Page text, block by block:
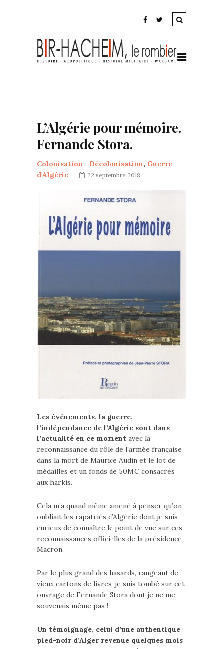
L’Algérie pour mémoire.
Fernande Stora.
Colonisation_Décolonisation, Guerre
d'Algérie
22 septembre 2018
Les événements, la guerre,
l’indépendance de l’Algérie sont dans
l’actualité en ce moment avec la
reconnaissance du rôle de l’armée française
dans la mort de Maurice Audin et le lot de
médailles et un fonds de 50M€ consacrés
aux harkis.
Cela m’a quand même amené à penser qu’on
oubliait les rapatriés d’Algérie dont je suis
curieux de connaître le point de vue sur ces
reconnaissances officielles de la présidence
Macron.
Par le plus grand des hasards, rangeant de
vieux cartons de livres, je suis tombé sur cet
ouvrage de Fernande Stora dont je ne me
souvenais même pas !
Un témoignage, celui d’une authentique
pied-noir d’Alger revenue quelques mois